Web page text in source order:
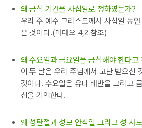
왜 금식 기간을 사십일로 정하였는가?
우리 주 예수 그리스도께서 사십일 동
은 것이다.(마태오 4,2 참조)
왜 수요일과 금요일을 금식해야 한다고
이 두 날은 우리 주님께서 고난 받으신
것이다. 수요일은 유다 배반을 그리고
심을 기억한다.
왜 성탄절과 성모 안식일 그리고 성 사